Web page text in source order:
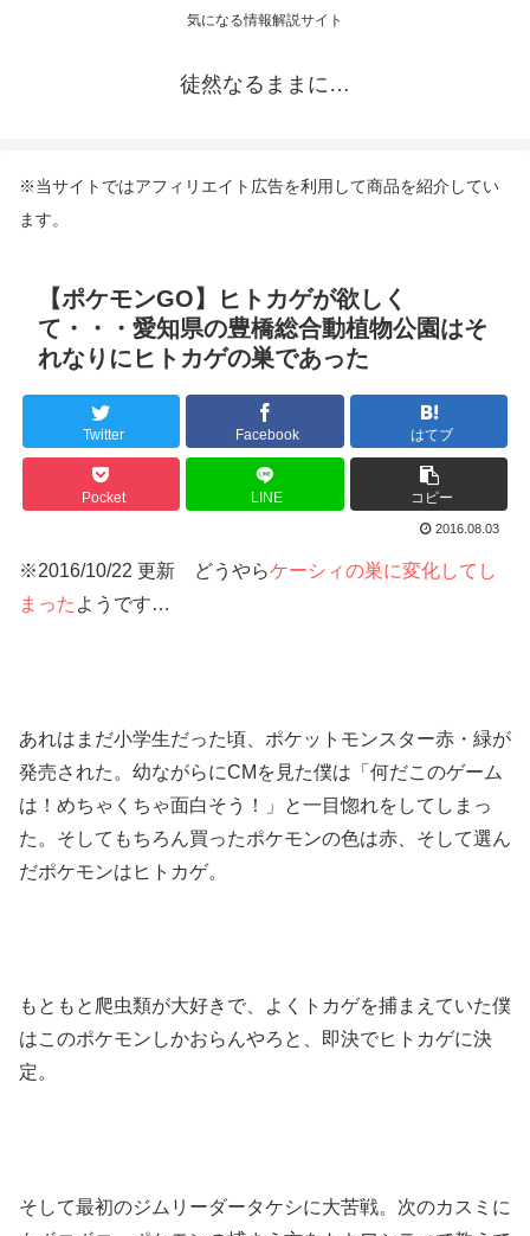
気になる情報解説サイト
徒然なるままに…
※当サイトではアフィリエイト広告を利用して商品を紹介してい
ます。
【ポケモンGO】ヒトカゲが欲しく
て・・・愛知県の豊橋総合動植物公園はそ
れなりにヒトカゲの巣であった
Twitter Facebook はてブ
Pocket LINE コピー
2016.08.03
※2016/10/22 更新 どうやらケーシィの巣に変化してし
まった ようです…
あれはまだ小学生だった頃、ポケットモンスター赤・緑が
発売された。幼ながらにCMを見た僕は「何だこのゲーム
は！めちゃくちゃ面白そう！」と一目惚れをしてしまっ
た。そしてもちろん買ったポケモンの色は赤、そして選ん
だポケモンはヒトカゲ。
もともと爬虫類が大好きで、よくトカゲを捕まえていた僕
はこのポケモンしかおらんやろと、即決でヒトカゲに決
定。
そして最初のジムリーダータケシに大苦戦。次のカスミに